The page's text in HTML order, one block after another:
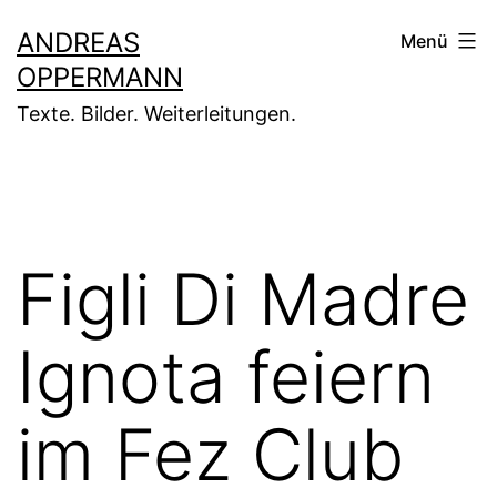
Inhalt
springen
ANDREAS
OPPERMANN
Texte. Bilder. Weiterleitungen.
Menü
Figli Di Madre
Ignota feiern
im Fez Club